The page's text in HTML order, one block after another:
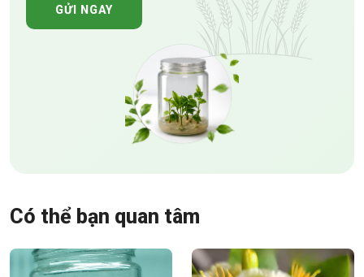
GỬI NGAY
Có thể bạn quan tâm